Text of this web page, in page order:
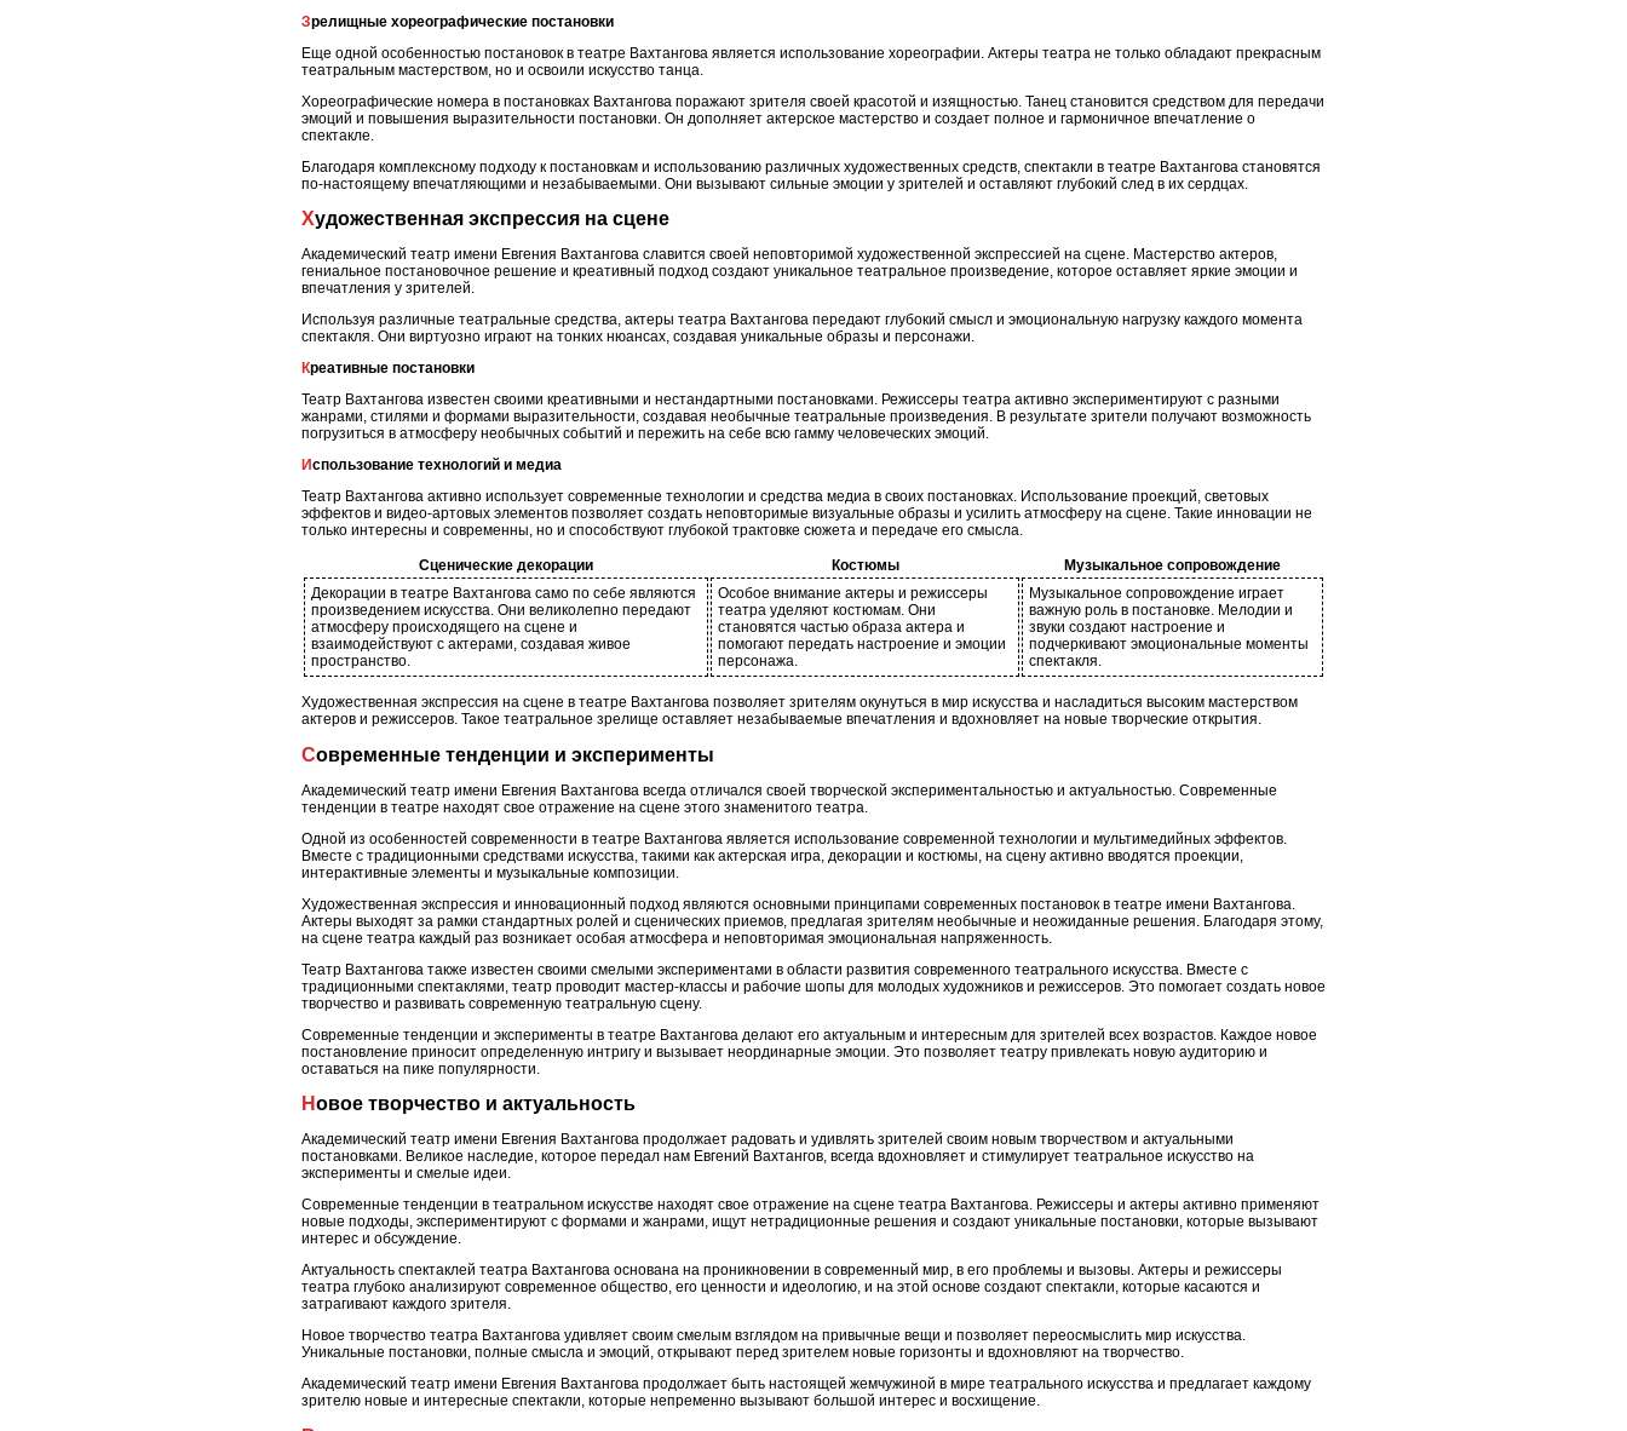
Зрелищные хореографические постановки
Еще одной особенностью постановок в театре Вахтангова является использование хореографии. Актеры театра не только обладают прекрасным
театральным мастерством, но и освоили искусство танца.
Хореографические номера в постановках Вахтангова поражают зрителя своей красотой и изящностью. Танец становится средством для передачи
эмоций и повышения выразительности постановки. Он дополняет актерское мастерство и создает полное и гармоничное впечатление о
спектакле.
Благодаря комплексному подходу к постановкам и использованию различных художественных средств, спектакли в театре Вахтангова становятся
по-настоящему впечатляющими и незабываемыми. Они вызывают сильные эмоции у зрителей и оставляют глубокий след в их сердцах.
Художественная экспрессия на сцене
Академический театр имени Евгения Вахтангова славится своей неповторимой художественной экспрессией на сцене. Мастерство актеров,
гениальное постановочное решение и креативный подход создают уникальное театральное произведение, которое оставляет яркие эмоции и
впечатления у зрителей.
Используя различные театральные средства, актеры театра Вахтангова передают глубокий смысл и эмоциональную нагрузку каждого момента
спектакля. Они виртуозно играют на тонких нюансах, создавая уникальные образы и персонажи.
Креативные постановки
Театр Вахтангова известен своими креативными и нестандартными постановками. Режиссеры театра активно экспериментируют с разными
жанрами, стилями и формами выразительности, создавая необычные театральные произведения. В результате зрители получают возможность
погрузиться в атмосферу необычных событий и пережить на себе всю гамму человеческих эмоций.
Использование технологий и медиа
Театр Вахтангова активно использует современные технологии и средства медиа в своих постановках. Использование проекций, световых
эффектов и видео-артовых элементов позволяет создать неповторимые визуальные образы и усилить атмосферу на сцене. Такие инновации не
только интересны и современны, но и способствуют глубокой трактовке сюжета и передаче его смысла.
Сценические декорации Костюмы
Музыкальное сопровождение
Декорации в театре Вахтангова само по себе являются
произведением искусства. Они великолепно передают
атмосферу происходящего на сцене и
взаимодействуют с актерами, создавая живое
пространство.
Особое внимание актеры и режиссеры
театра уделяют костюмам. Они
становятся частью образа актера и
помогают передать настроение и эмоции
персонажа.
Музыкальное сопровождение играет
важную роль в постановке. Мелодии и
звуки создают настроение и
подчеркивают эмоциональные моменты
спектакля.
Художественная экспрессия на сцене в театре Вахтангова позволяет зрителям окунуться в мир искусства и насладиться высоким мастерством
актеров и режиссеров. Такое театральное зрелище оставляет незабываемые впечатления и вдохновляет на новые творческие открытия.
Современные тенденции и эксперименты
Академический театр имени Евгения Вахтангова всегда отличался своей творческой экспериментальностью и актуальностью. Современные
тенденции в театре находят свое отражение на сцене этого знаменитого театра.
Одной из особенностей современности в театре Вахтангова является использование современной технологии и мультимедийных эффектов.
Вместе с традиционными средствами искусства, такими как актерская игра, декорации и костюмы, на сцену активно вводятся проекции,
интерактивные элементы и музыкальные композиции.
Художественная экспрессия и инновационный подход являются основными принципами современных постановок в театре имени Вахтангова.
Актеры выходят за рамки стандартных ролей и сценических приемов, предлагая зрителям необычные и неожиданные решения. Благодаря этому,
на сцене театра каждый раз возникает особая атмосфера и неповторимая эмоциональная напряженность.
Театр Вахтангова также известен своими смелыми экспериментами в области развития современного театрального искусства. Вместе с
традиционными спектаклями, театр проводит мастер-классы и рабочие шопы для молодых художников и режиссеров. Это помогает создать новое
творчество и развивать современную театральную сцену.
Современные тенденции и эксперименты в театре Вахтангова делают его актуальным и интересным для зрителей всех возрастов. Каждое новое
постановление приносит определенную интригу и вызывает неординарные эмоции. Это позволяет театру привлекать новую аудиторию и
оставаться на пике популярности.
Новое творчество и актуальность
Академический театр имени Евгения Вахтангова продолжает радовать и удивлять зрителей своим новым творчеством и актуальными
постановками. Великое наследие, которое передал нам Евгений Вахтангов, всегда вдохновляет и стимулирует театральное искусство на
эксперименты и смелые идеи.
Современные тенденции в театральном искусстве находят свое отражение на сцене театра Вахтангова. Режиссеры и актеры активно применяют
новые подходы, экспериментируют с формами и жанрами, ищут нетрадиционные решения и создают уникальные постановки, которые вызывают
интерес и обсуждение.
Актуальность спектаклей театра Вахтангова основана на проникновении в современный мир, в его проблемы и вызовы. Актеры и режиссеры
театра глубоко анализируют современное общество, его ценности и идеологию, и на этой основе создают спектакли, которые касаются и
затрагивают каждого зрителя.
Новое творчество театра Вахтангова удивляет своим смелым взглядом на привычные вещи и позволяет переосмыслить мир искусства.
Уникальные постановки, полные смысла и эмоций, открывают перед зрителем новые горизонты и вдохновляют на творчество.
Академический театр имени Евгения Вахтангова продолжает быть настоящей жемчужиной в мире театрального искусства и предлагает каждому
зрителю новые и интересные спектакли, которые непременно вызывают большой интерес и восхищение.